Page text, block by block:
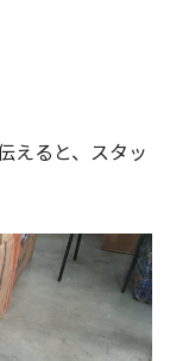
えると、スタッ